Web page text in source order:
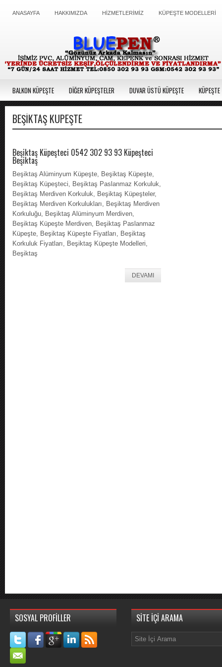
ANASAYFA HAKKIMIZDA HİZMETLERİMİZ KÜPEŞTE MODELLERİ
BALKON KÜPEŞTE DİĞER KÜPEŞTELER DUVAR ÜSTÜ KÜPEŞTE
BEŞIKTAŞ KÜPEŞTE
Beşiktaş Küpeşteci 0542 302 93 93 Küpeşteci
Beşiktaş
Beşiktaş Alüminyum Küpeşte, Beşiktaş Küpeşte,
Beşiktaş Küpeşteci, Beşiktaş Paslanmaz Korkuluk,
Beşiktaş Merdiven Korkuluk, Beşiktaş Küpeşteler,
Beşiktaş Merdiven Korkulukları, Beşiktaş Merdiven
Korkuluğu, Beşiktaş Alüminyum Merdiven,
Beşiktaş Küpeşte Merdiven, Beşiktaş Paslanmaz
Küpeşte, Beşiktaş Küpeşte Fiyatları, Beşiktaş
Korkuluk Fiyatları, Beşiktaş Küpeşte Modelleri,
Beşiktaş
DEVAMI
SOSYAL PROFİLLER SİTE İÇİ ARAMA